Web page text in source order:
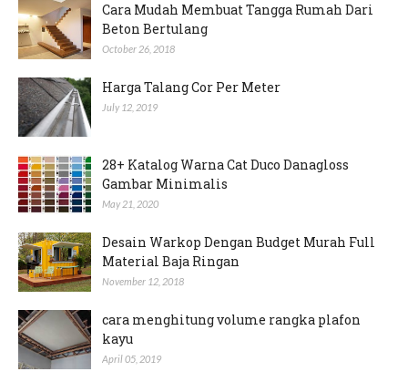
Cara Mudah Membuat Tangga Rumah Dari
Beton Bertulang
October 26, 2018
Harga Talang Cor Per Meter
July 12, 2019
28+ Katalog Warna Cat Duco Danagloss
Gambar Minimalis
May 21, 2020
Desain Warkop Dengan Budget Murah Full
Material Baja Ringan
November 12, 2018
cara menghitung volume rangka plafon
kayu
April 05, 2019